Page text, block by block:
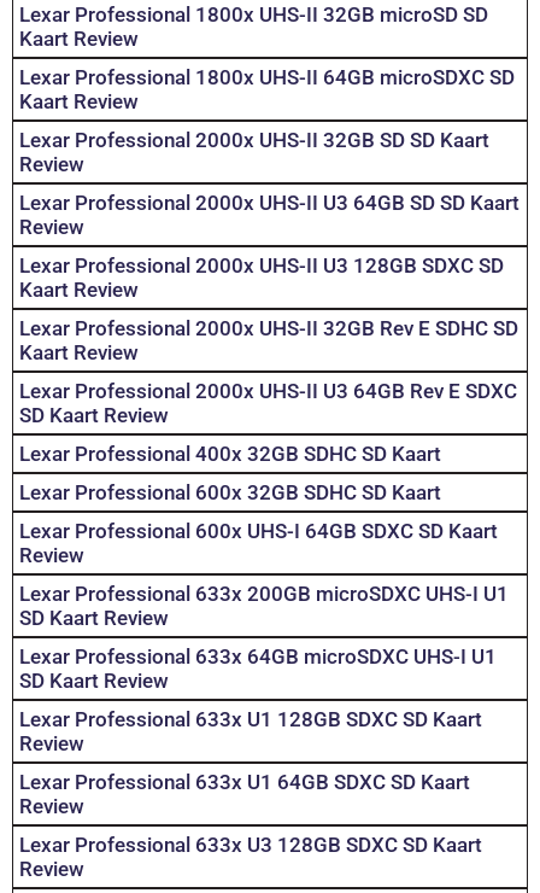
Lexar Professional 1800x UHS-II 32GB microSD SD
Kaart Review
Lexar Professional 1800x UHS-II 64GB microSDXC SD
Kaart Review
Lexar Professional 2000x UHS-II 32GB SD SD Kaart
Review
Lexar Professional 2000x UHS-II U3 64GB SD SD Kaart
Review
Lexar Professional 2000x UHS-II U3 128GB SDXC SD
Kaart Review
Lexar Professional 2000x UHS-II 32GB Rev E SDHC SD
Kaart Review
Lexar Professional 2000x UHS-II U3 64GB Rev E SDXC
SD Kaart Review
Lexar Professional 400x 32GB SDHC SD Kaart
Lexar Professional 600x 32GB SDHC SD Kaart
Lexar Professional 600x UHS-I 64GB SDXC SD Kaart
Review
Lexar Professional 633x 200GB microSDXC UHS-I U1
SD Kaart Review
Lexar Professional 633x 64GB microSDXC UHS-I U1
SD Kaart Review
Lexar Professional 633x U1 128GB SDXC SD Kaart
Review
Lexar Professional 633x U1 64GB SDXC SD Kaart
Review
Lexar Professional 633x U3 128GB SDXC SD Kaart
Review